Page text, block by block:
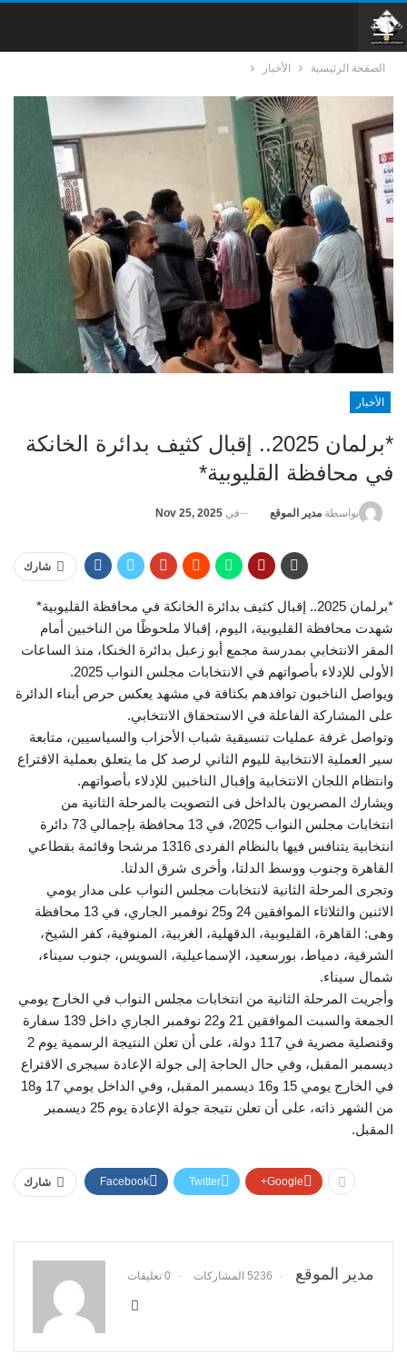
الصفحة الرئيسية الأخبار
الأخبار
*برلمان 2025.. إقبال كثيف بدائرة الخانكة
في محافظة القليوبية*
بواسطة مدير الموقع في Nov 25, 2025
شارك
*برلمان 2025.. إقبال كثيف بدائرة الخانكة في محافظة القليوبية*
شهدت محافظة القليوبية، اليوم، إقبالا ملحوظًا من الناخبين أمام
المقر الانتخابي بمدرسة مجمع أبو زعبل بدائرة الخنكا، منذ الساعات
الأولى للإدلاء بأصواتهم في الانتخابات مجلس النواب 2025.
ويواصل الناخبون توافدهم بكثافة في مشهد يعكس حرص أبناء الدائرة
على المشاركة الفاعلة في الاستحقاق الانتخابي.
وتواصل غرفة عمليات تنسيقية شباب الأحزاب والسياسيين، متابعة
سير العملية الانتخابية لليوم الثاني لرصد كل ما يتعلق بعملية الاقتراع
وانتظام اللجان الانتخابية وإقبال الناخبين للإدلاء بأصواتهم.
ويشارك المصريون بالداخل فى التصويت بالمرحلة الثانية من
انتخابات مجلس النواب 2025، في 13 محافظة بإجمالي 73 دائرة
انتخابية يتنافس فيها بالنظام الفردى 1316 مرشحا وقائمة بقطاعي
القاهرة وجنوب ووسط الدلتا، وأخرى شرق الدلتا.
وتجرى المرحلة الثانية لانتخابات مجلس النواب على مدار يومي
الاثنين والثلاثاء الموافقين 24 و25 نوفمبر الجاري، في 13 محافظة
وهى: القاهرة، القليوبية، الدقهلية، الغربية، المنوفية، كفر الشيخ،
الشرقية، دمياط، بورسعيد، الإسماعيلية، السويس، جنوب سيناء،
شمال سيناء.
وأجريت المرحلة الثانية من انتخابات مجلس النواب في الخارج يومي
الجمعة والسبت الموافقين 21 و22 نوفمبر الجاري داخل 139 سفارة
وقنصلية مصرية في 117 دولة، على أن تعلن النتيجة الرسمية يوم 2
ديسمبر المقبل، وفي حال الحاجة إلى جولة الإعادة سيجرى الاقتراع
في الخارج يومي 15 و16 ديسمبر المقبل، وفي الداخل يومي 17 و18
من الشهر ذاته، على أن تعلن نتيجة جولة الإعادة يوم 25 ديسمبر
المقبل.
شارك Facebook Twitter Google+
مدير الموقع 5236 المشاركات 0 تعليقات